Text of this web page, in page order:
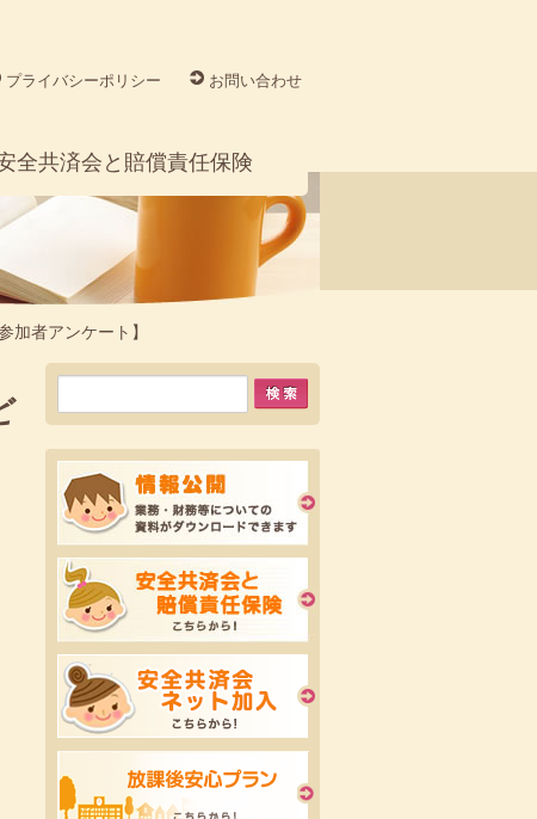
プライバシーポリシー お問い合わせ
全共済会と賠償責任保険
加者アンケート】